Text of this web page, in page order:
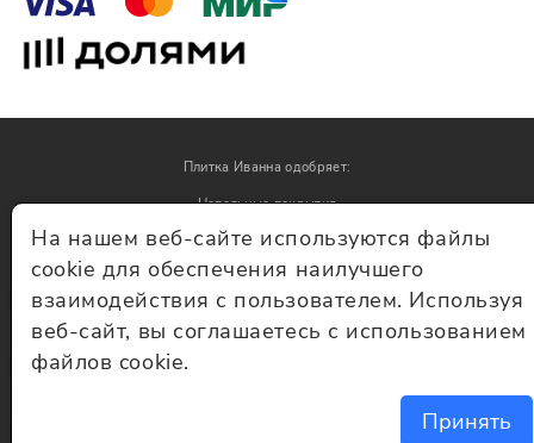
© Плитка Иванна 2026 - плитка и керамогранит
Плитка Иванна одобряет:
Напольные покрытия
Обои
На нашем веб-сайте используются файлы
cookie для обеспечения наилучшего
взаимодействия с пользователем. Используя
веб-сайт, вы соглашаетесь с использованием
файлов cookie.
Принять